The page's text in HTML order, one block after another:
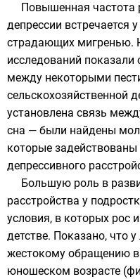
Повышенная частота
депрессии встречается
страдающих мигренью.
исследований показали
между некоторыми
сельскохозяйственной
установлена связь
сна — были найдены
которые
депрессивного
Большую роль в
расстройства у
условия, в которых рос
детстве. Показано, что
жестокому обращению в
юношеском возрасте